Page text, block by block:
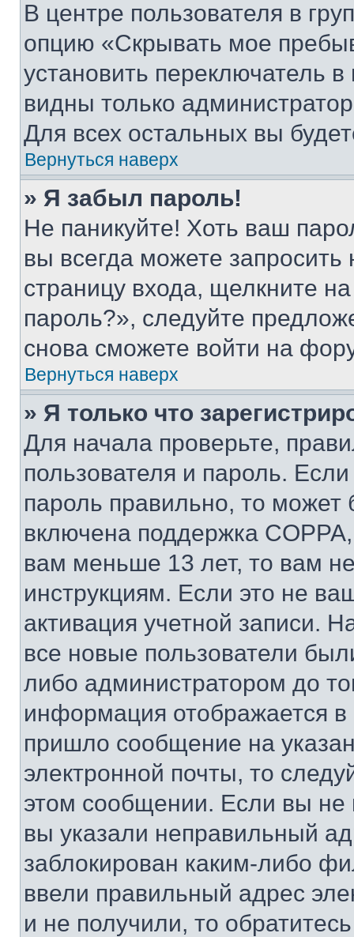
В центре пользователя в
опцию «Скрывать мое
установить переключатель
видны только
Для всех остальных вы
Вернуться наверх
» Я забыл пароль!
Не паникуйте! Хоть ваш
вы всегда можете
страницу входа, щелкните
пароль?», следуйте
снова сможете войти на
Вернуться наверх
» Я только что
Для начала проверьте,
пользователя и пароль.
пароль правильно, то может
включена поддержка
вам меньше 13 лет, то вам
инструкциям. Если это не
активация учетной записи.
все новые пользователи
либо администратором до
информация отображается
пришло сообщение на
электронной почты, то
этом сообщении. Если вы
вы указали неправильный
заблокирован каким-либо
ввели правильный адрес
и не получили, то